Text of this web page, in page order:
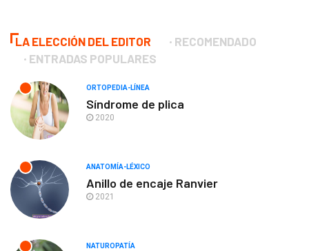
LA ELECCIÓN DEL EDITOR
RECOMENDADO
ENTRADAS POPULARES
ORTOPEDIA-LÍNEA
Síndrome de plica
2020
ANATOMÍA-LÉXICO
Anillo de encaje Ranvier
2021
NATUROPATÍA